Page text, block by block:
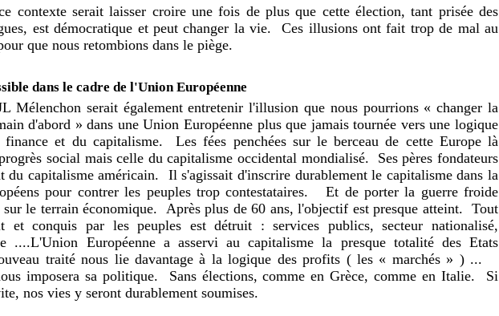
contexte serait laisser croire une fois de plus que cette élection, tant prisée des
est démocratique et peut changer la vie.
Ces illusions ont fait trop de mal au
que nous retombions dans le piège.
dans le cadre de l'Union Européenne
Mélenchon serait également entretenir l'illusion que nous pourrions « changer la
d'abord » dans une Union Européenne plus que jamais tournée vers une logique
et du capitalisme.
Les fées penchées sur le berceau de cette Europe là
social mais celle du capitalisme occidental mondialisé.
Ses pères fondateurs
du capitalisme américain.
Il s'agissait d'inscrire durablement le capitalisme dans la
pour contrer les peuples trop contestataires.
Et de porter la guerre froide
le terrain économique.
Après plus de 60 ans, l'objectif est presque atteint. Tout
et conquis par les peuples est détruit : services publics, secteur nationalisé,
....L'Union Européenne a asservi au capitalisme la presque totalité des Etats
traité nous lie davantage à la logique des profits ( les « marchés » ) ...
imposera sa politique.
Sans élections, comme en Grèce, comme en Italie.
Si
nos vies y seront durablement soumises.